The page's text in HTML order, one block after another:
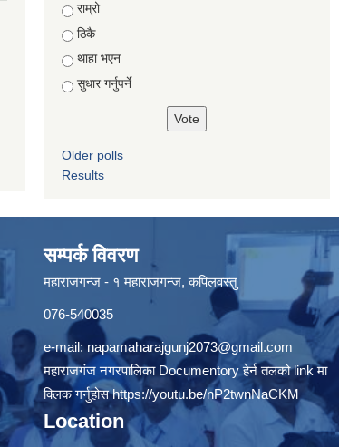
Choices
राम्रो
ठिकै
थाहा भएन
सुधार गर्नुपर्ने
Older polls
Results
सम्पर्क विवरण
महाराजगन्ज - १ महाराजगन्ज, कपिलवस्तु
076-540035
e-mail: napamaharajgunj2073@gmail.com
महाराजगंज नगरपालिका Documentory हेर्न तलको link मा
क्लिक गर्नुहोसhttps://youtu.be/nP2twnNaCKM
Location